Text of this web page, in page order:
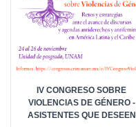
IV CONGRESO SOBRE
VIOLENCIAS DE GÉNERO -
ASISTENTES QUE DESEEN